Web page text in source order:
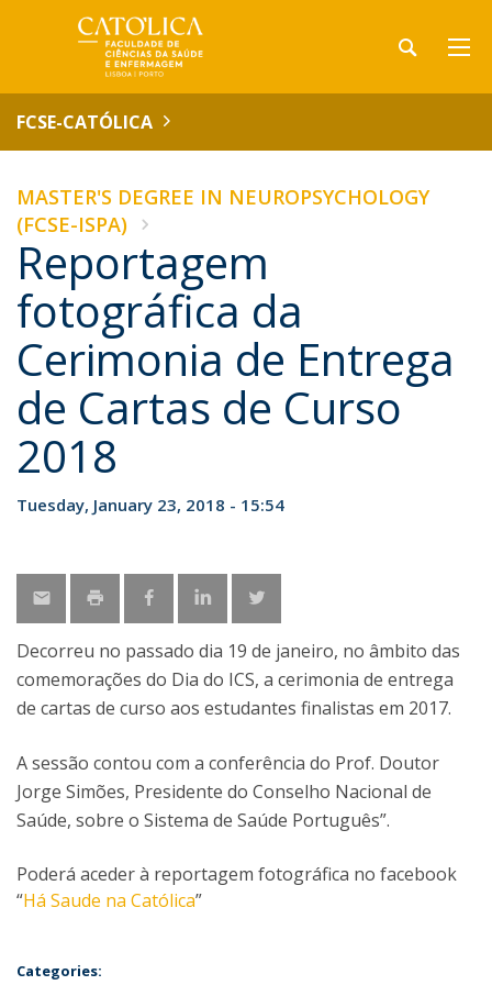
FCSE-CATÓLICA
MASTER'S DEGREE IN NEUROPSYCHOLOGY
(FCSE-ISPA)
Reportagem
fotográfica da
Cerimonia de Entrega
de Cartas de Curso
2018
Tuesday, January 23, 2018 - 15:54
Decorreu no passado dia 19 de janeiro, no âmbito das
comemorações do Dia do ICS, a cerimonia de entrega
de cartas de curso aos estudantes finalistas em 2017.
A sessão contou com a conferência do Prof. Doutor
Jorge Simões, Presidente do Conselho Nacional de
Saúde, sobre o Sistema de Saúde Português”.
Poderá aceder à reportagem fotográfica no facebook
“Há Saude na Católica”
Categories: